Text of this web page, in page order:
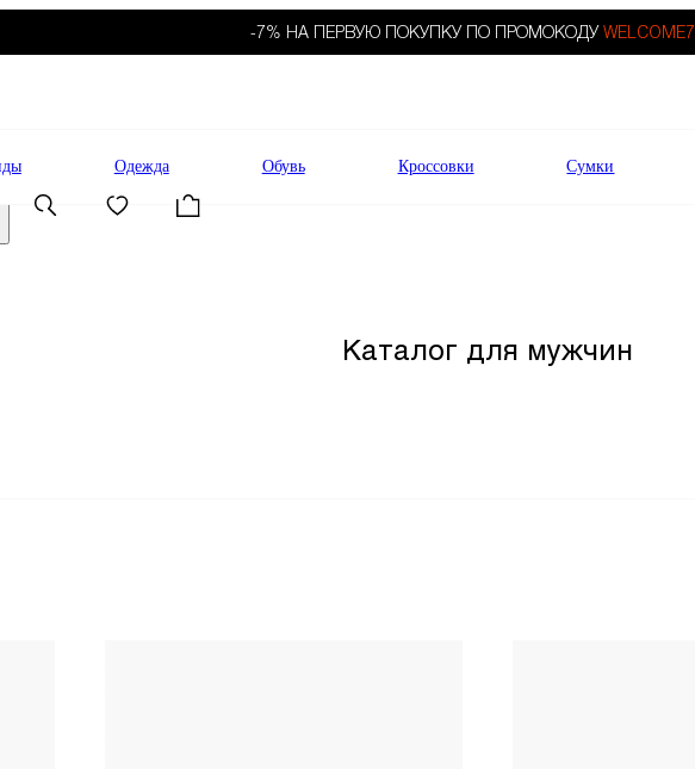
-7% НА ПЕРВУЮ ПОКУПКУ ПО ПРОМОКОДУ WELCOME7.
Одежда Обувь Кроссовки Сумки
Каталог для мужчин